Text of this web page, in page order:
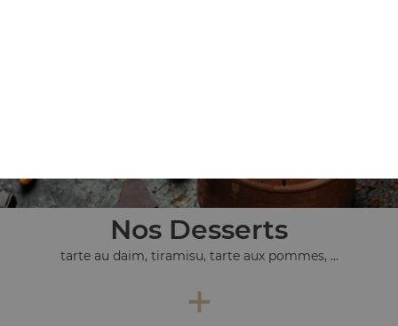
Nos Desserts
tarte au daim, tiramisu, tarte aux pommes, ...
+